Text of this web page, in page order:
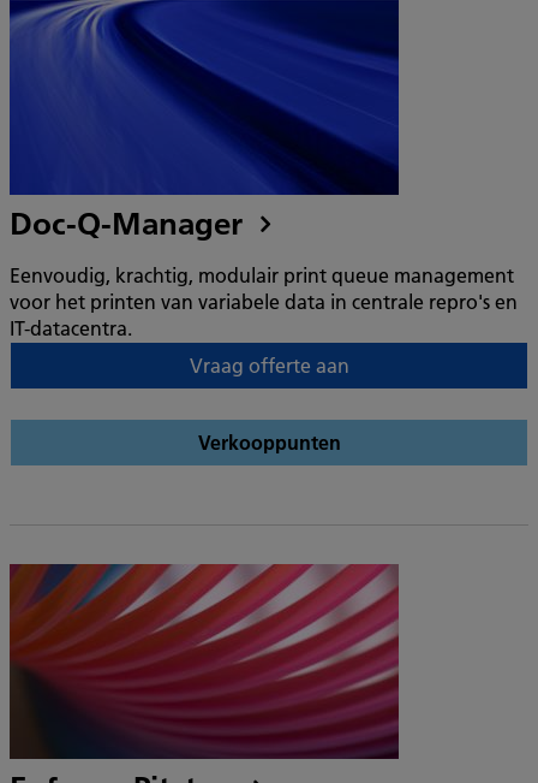
Doc-Q-Manager
Eenvoudig, krachtig, modulair print queue management
voor het printen van variabele data in centrale repro's en
IT-datacentra.
Vraag offerte aan
Verkooppunten